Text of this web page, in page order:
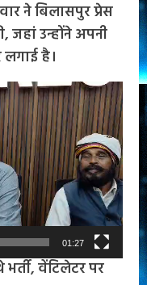
ने बिलासपुर प्रेस
जहां उन्होंने अपनी
है।
01:27
वेंटिलेटर पर